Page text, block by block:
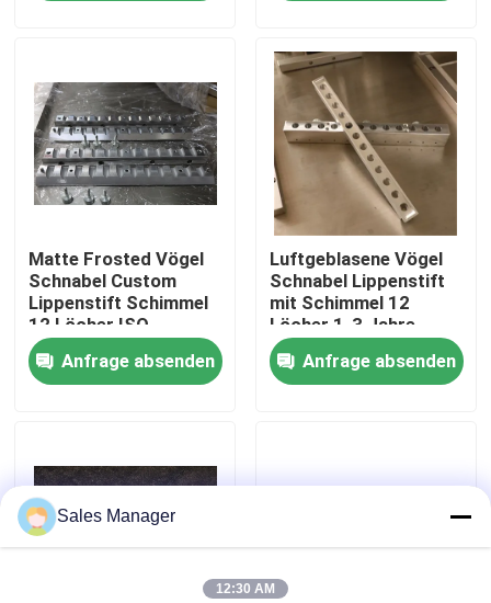
Videos
Über uns
Qualitätskontrolle
Referenzen
Automatische Lipgloss-Füllmaschine
Mascarafüllmaschine
Matte Frosted Vögel
Schnabel Custom
Lippenstift Schimmel
12 Löcher ISO
Anfrage absenden
Luftgeblasene Vögel
Schnabel Lippenstift
mit Schimmel 12
Löcher 1-3 Jahre
Schimmelzeit
Anfrage absenden
Sales Manager
12:30 AM